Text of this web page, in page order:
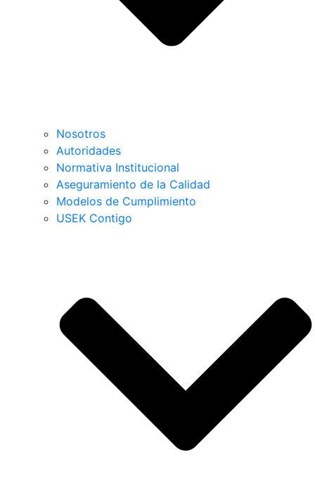
Nosotros
Autoridades
Normativa Institucional
Aseguramiento de la Calidad
Modelos de Cumplimiento
USEK Contigo